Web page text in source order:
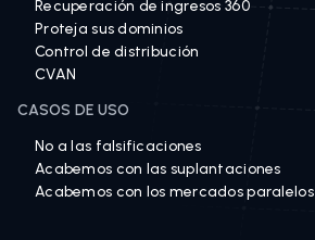
Recuperación de ingresos 360
Proteja sus dominios
Control de distribución
CVAN
CASOS DE USO
No a las falsificaciones
Acabemos con las suplantaciones
Acabemos con los mercados paralelos